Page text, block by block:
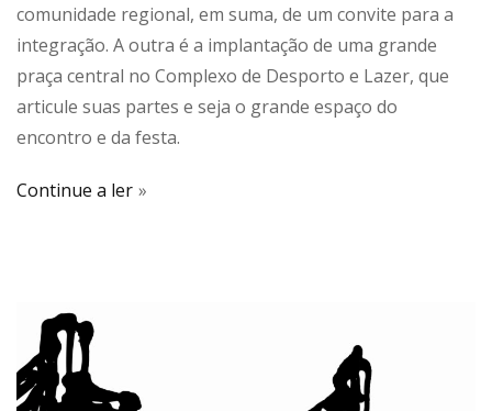
comunidade regional, em suma, de um convite para a
integração. A outra é a implantação de uma grande
praça central no Complexo de Desporto e Lazer, que
articule suas partes e seja o grande espaço do
encontro e da festa.
Continue a ler